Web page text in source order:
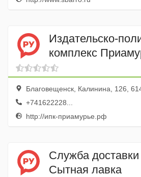
Издательско-
комплекс
Благовещенск, Калинина, 126,
+741622228...
http://ипк-приамурье.рф
Служба
Сытная лавка